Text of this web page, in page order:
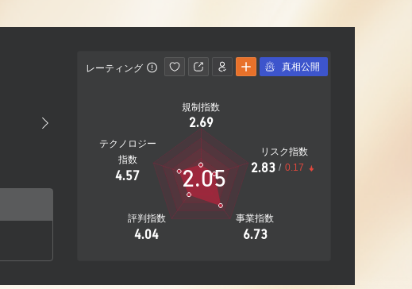
レーティング
規制指数
2.69
テクノロジー
指数
4.57
評判指数
4.04
事業指数
6.73
リスク指数
2.83 / 0.17
2.05
真相公開